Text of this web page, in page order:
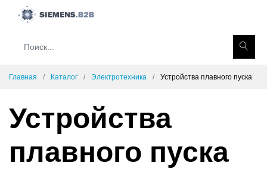
Главная Каталог Электротехника Устройства плавного пуска
Устройства
плавного пуска